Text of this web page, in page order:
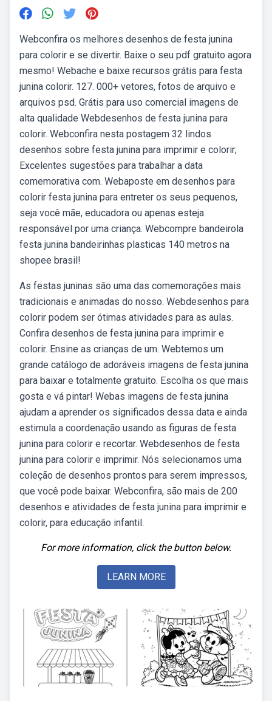
Webconfira os melhores desenhos de festa junina
para colorir e se divertir. Baixe o seu pdf gratuito agora
mesmo! Webache e baixe recursos grátis para festa
junina colorir. 127. 000+ vetores, fotos de arquivo e
arquivos psd. Grátis para uso comercial imagens de
alta qualidade Webdesenhos de festa junina para
colorir. Webconfira nesta postagem 32 lindos
desenhos sobre festa junina para imprimir e colorir;
Excelentes sugestões para trabalhar a data
comemorativa com. Webaposte em desenhos para
colorir festa junina para entreter os seus pequenos,
seja você mãe, educadora ou apenas esteja
responsável por uma criança. Webcompre bandeirola
festa junina bandeirinhas plasticas 140 metros na
shopee brasil!
As festas juninas são uma das comemorações mais
tradicionais e animadas do nosso. Webdesenhos para
colorir podem ser ótimas atividades para as aulas.
Confira desenhos de festa junina para imprimir e
colorir. Ensine as crianças de um. Webtemos um
grande catálogo de adoráveis imagens de festa junina
para baixar e totalmente gratuito. Escolha os que mais
gosta e vá pintar! Webas imagens de festa junina
ajudam a aprender os significados dessa data e ainda
estimula a coordenação usando as figuras de festa
junina para colorir e recortar. Webdesenhos de festa
junina para colorir e imprimir. Nós selecionamos uma
coleção de desenhos prontos para serem impressos,
que você pode baixar. Webconfira, são mais de 200
desenhos e atividades de festa junina para imprimir e
colorir, para educação infantil.
For more information, click the button below.
LEARN MORE